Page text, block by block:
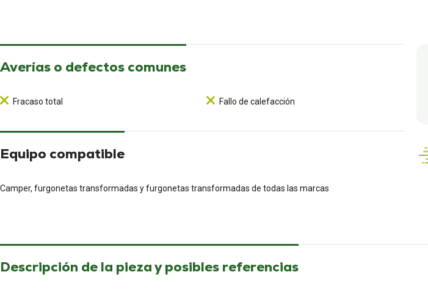
Averías o defectos comunes
Fracaso total Fallo de calefacción
Equipo compatible
Camper, furgonetas transformadas y furgonetas transformadas de todas las marcas
Descripción de la pieza y posibles referencias